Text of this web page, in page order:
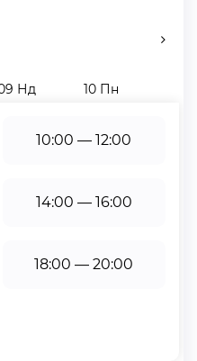
Нд 10 Пн
10:00 — 12:00
14:00 — 16:00
18:00 — 20:00